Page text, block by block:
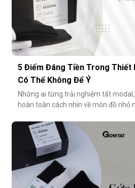
5 Điểm Đáng Tiền Trong Thiết
Có Thể Không Để Ý
Những ai từng trải nghiệm tất
hoàn toàn cách nhìn về món đồ nhỏ
modal cao cấp – những điều có thể
nhưng lại ảnh hưởng rất nhiều đến
ngày.Chất liệu sợi modalĐiểm